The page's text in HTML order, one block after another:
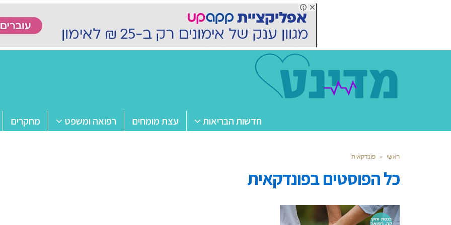
חדשות הבריאות עצת מומחים רפואה ומשפט מחקרים
ראשי » פונדקאית
כל הפוסטים בפונדקאית
כנסת וחקי
קה, רפואה